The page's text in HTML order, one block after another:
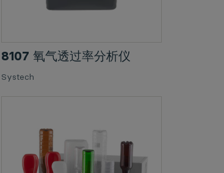
8107 氧气透过率分析仪
Systech